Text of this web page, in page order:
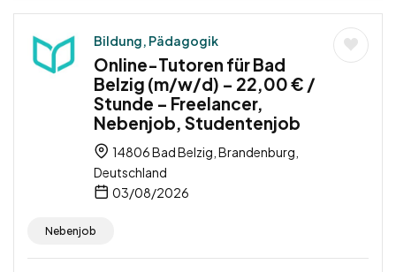
Bildung, Pädagogik
Online-Tutoren für Bad
Belzig (m/w/d) – 22,00 € /
Stunde – Freelancer,
Nebenjob, Studentenjob
14806 Bad Belzig, Brandenburg,
Deutschland
03/08/2026
Nebenjob